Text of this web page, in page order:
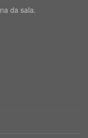
da sala.